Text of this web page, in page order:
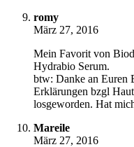
romy
März 27, 2016
Mein Favorit von
Hydrabio Serum.
btw: Danke an Euren
Erklärungen bzgl
losgeworden. Hat
Mareile
März 27, 2016